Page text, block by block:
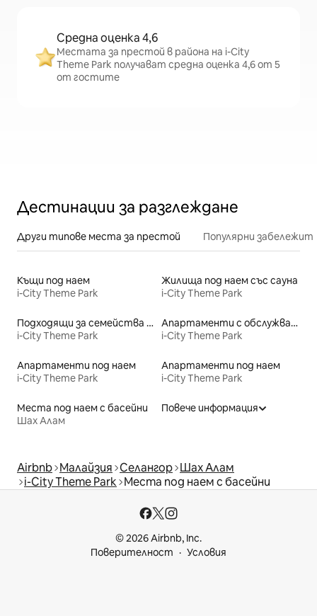
Средна оценка 4,6
Местата за престой в района на i-City
Theme Park получават средна оценка 4,6 от 5
от гостите
Дестинации за разглеждане
Други типове места за престой Популярни
Къщи под наем
i-City Theme Park
Жилища под наем със сауна
i-City Theme Park
Подходящи за семейства места под наем
i-City Theme Park
Апартаменти с обслужване под наем
i-City Theme Park
Апартаменти под наем
i-City Theme Park
Апартаменти под наем
i-City Theme Park
Места под наем с басейни
Шах Алам
Повече информация
Airbnb Малайзия Селангор Шах Алам
i-City Theme Park Места под наем с басейни
© 2026 Airbnb, Inc.
Поверителност
Условия